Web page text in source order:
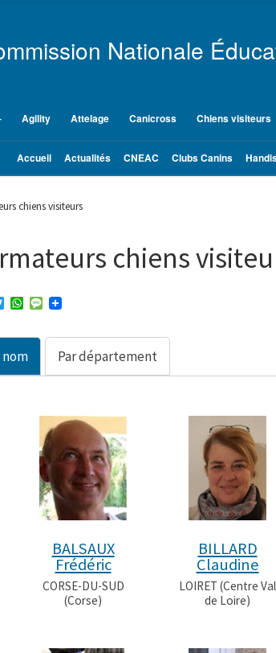
Accueil Actualités CNEAC Clubs Canins
Nationale
Agility Attelage Canicross Chiens visiteurs
chiens visiteurs
chiens
T
t
t
r
W
t
s
p
M
s
e
nom Par département
BALSAUX
Frédéric
CORSE-DU-SUD
(Corse)
BILLARD
Claudine
LOIRET (Centre Val
de Loire)